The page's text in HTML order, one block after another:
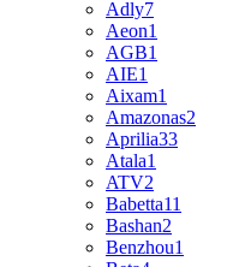
Adly7
Aeon1
AGB1
AIE1
Aixam1
Amazonas2
Aprilia33
Atala1
ATV2
Babetta11
Bashan2
Benzhou1